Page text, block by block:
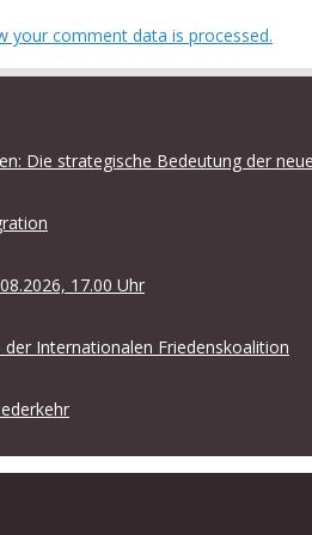
your comment data is processed.
Die strategische Bedeutung der
17.00 Uhr
Internationalen Friedenskoalition